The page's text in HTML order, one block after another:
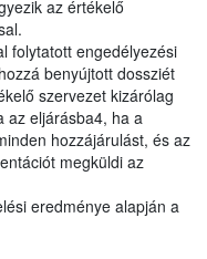
az értékelő
engedélyezési
benyújtott dossziét
szervezet kizárólag
az eljárásba4, ha a
hozzájárulást, és az
megküldi az
eredménye alapján a